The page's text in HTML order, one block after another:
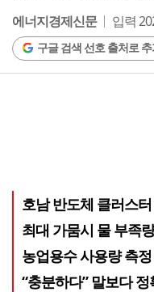
에너지경제신문
입력
구글 검색 선호 출처로
호남 반도체 클러스
최대 가뭄시 물 부족
농업용수 사용량 측
“충분하다” 말보다